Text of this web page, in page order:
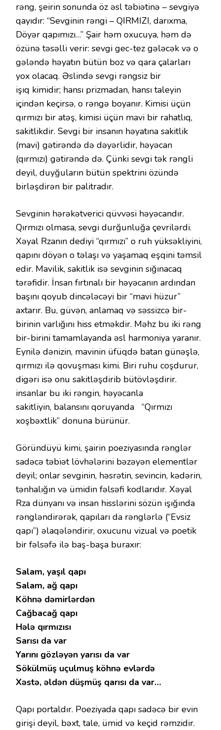
rəng, şeirin sonunda öz əsl təbiətinə – sevgiyə
qayıdır: “Sevginin rəngi – QIRMIZI, darıxma,
Döyər qapımızı…” Şair həm oxucuya, həm də
özünə təsəlli verir: sevgi gec-tez gələcək və o
gələndə həyatın bütün boz və qara çalarları
yox olacaq. Əslində sevgi rəngsiz bir
işıq kimidir; hansı prizmadan, hansı taleyin
içindən keçirsə, o rəngə boyanır. Kimisi üçün
qırmızı bir atəş, kimisi üçün mavi bir rahatlıq,
sakitlikdir. Sevgi bir insanın həyatına sakitlik
(mavi) gətirəndə də dəyərlidir, həyəcan
(qırmızı) gətirəndə də. Çünki sevgi tək rəngli
deyil, duyğuların bütün spektrini özündə
birləşdirən bir palitradır.
Sevginin hərəkətverici qüvvəsi həyəcandır.
Qırmızı olmasa, sevgi durğunluğa çevrilərdi.
Xəyal Rzanın dediyi “qırmızı” o ruh yüksəkliyini,
qapını döyən o təlaşı və yaşamaq eşqini təmsil
edir. Mavilik, sakitlik isə sevginin sığınacaq
tərəfidir. İnsan fırtınalı bir həyəcanın ardından
başını qoyub dincələcəyi bir “mavi hüzur”
axtarır. Bu, güvən, anlamaq və səssizcə bir-
birinin varlığını hiss etməkdir. Məhz bu iki rəng
bir-birini tamamlayanda əsl harmoniya yaranır.
Eynilə dənizin, mavinin üfüqdə batan günəşlə,
qırmızı ilə qovuşması kimi. Biri ruhu coşdurur,
digəri isə onu sakitləşdirib bütövləşdirir.
insanlar bu iki rəngin, həyəcanla
sakitliyin, balansını qoruyanda “Qırmızı
xoşbəxtlik” donuna bürünür.
Göründüyü kimi, şairin poeziyasında rənglər
sadəcə təbiət lövhələrini bəzəyən elementlər
deyil; onlar sevginin, həsrətin, sevincin, kədərin,
tənhalığın və ümidin fəlsəfi kodlarıdır. Xəyal
Rza dünyanı və insan hisslərini sözün işığında
rəngləndirərək, qapıları da rənglərlə (“Evsiz
qapı”) əlaqələndirir, oxucunu vizual və poetik
bir fəlsəfə ilə baş-başa buraxır:
Salam, yaşıl qapı
Salam, ağ qapı
Köhnə dəmirlərdən
Cağbacağ qapı
Hələ qırmızısı
Sarısı da var
Yarını gözləyən yarısı da var
Sökülmüş uçulmuş köhnə evlərdə
Xəstə, əldən düşmüş qarısı da var…
Qapı portaldır. Poeziyada qapı sadəcə bir evin
girişi deyil, bəxt, tale, ümid və keçid rəmzidir.